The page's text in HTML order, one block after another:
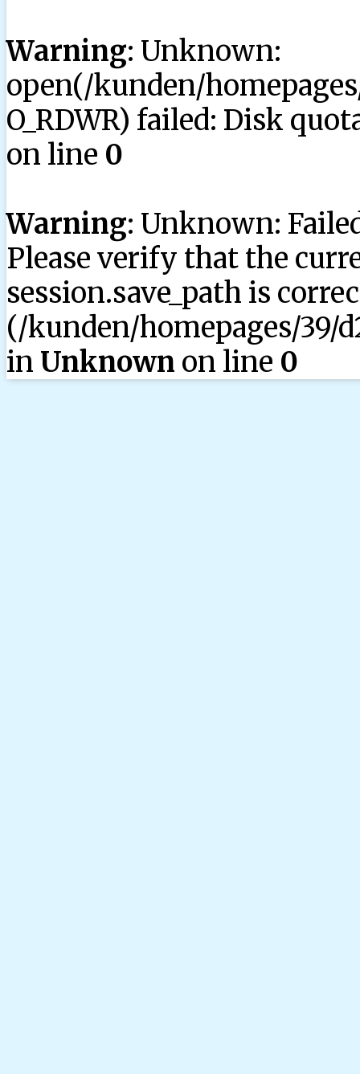
Warning: Unknown:
open(/kunden/
O_RDWR) failed: Disk
on line 0
Warning: Unknown:
Please verify that the
session.save_path is
(/kunden/homepages/39/
in Unknown on line 0